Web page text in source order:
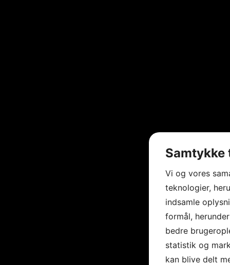
Vi og vores
teknologier,
indsamle
formål,
bedre
statistik og
kan blive delt